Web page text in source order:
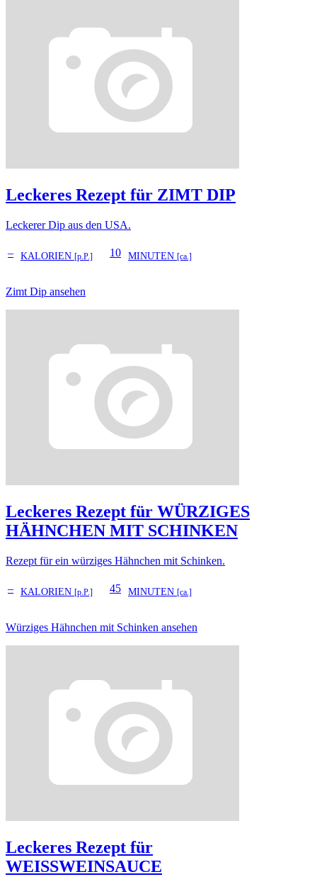
Leckeres Rezept für ZIMT DIP
Leckerer Dip aus den USA.
– KALORIEN [p.P.] 10 MINUTEN [ca.]
Zimt Dip ansehen
Leckeres Rezept für WÜRZIGES
HÄHNCHEN MIT SCHINKEN
Rezept für ein würziges Hähnchen mit Schinken.
– KALORIEN [p.P.] 45 MINUTEN [ca.]
Würziges Hähnchen mit Schinken ansehen
Leckeres Rezept für
WEISSWEINSAUCE